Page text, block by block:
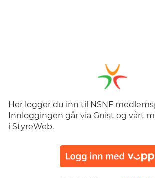
Her logger du inn til NSNF
Innloggingen går via Gnist og vårt
i StyreWeb.